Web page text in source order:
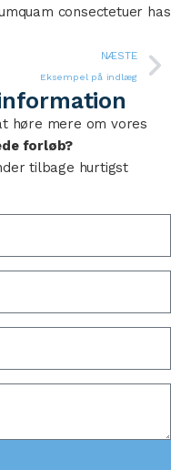
consectetuer has
NÆSTE
Eksempel på indlæg
høre mere om vores
forløb?
tilbage hurtigst